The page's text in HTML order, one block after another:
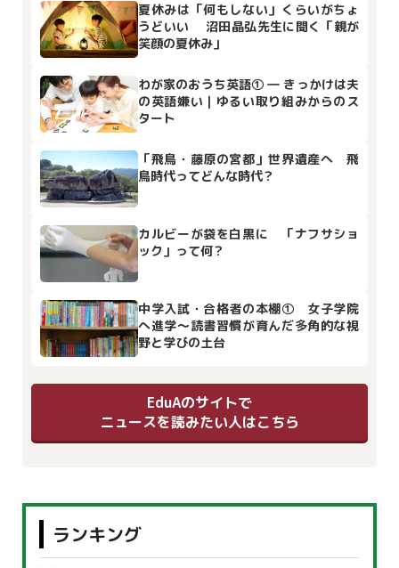
夏休みは「何もしない」くらいがちょ
うどいい 沼田晶弘先生に聞く「親が
笑顔の夏休み」
わが家のおうち英語① ― きっかけは夫
の英語嫌い｜ゆるい取り組みからのス
タート
「飛鳥・藤原の宮都」世界遺産へ 飛
鳥時代ってどんな時代？
カルビーが袋を白黒に 「ナフサショ
ック」って何？
中学入試・合格者の本棚① 女子学院
へ進学～読書習慣が育んだ多角的な視
野と学びの土台
EduAのサイトで
ニュースを読みたい人はこちら
ランキング